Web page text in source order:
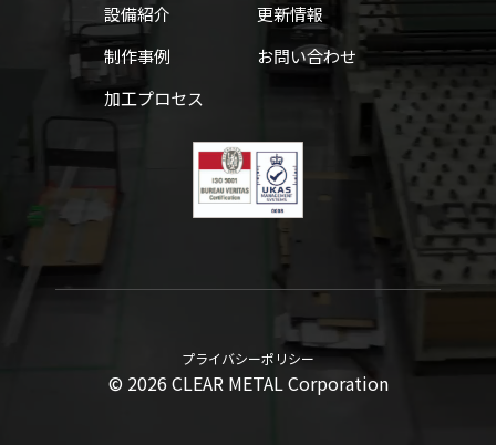
設備紹介
制作事例
加工プロセス
更新情報
お問い合わせ
プライバシーポリシー
© 2026 CLEAR METAL Corporation